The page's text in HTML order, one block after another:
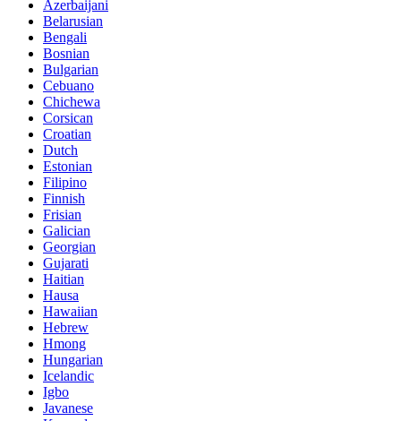
Azerbaijani
Belarusian
Bengali
Bosnian
Bulgarian
Cebuano
Chichewa
Corsican
Croatian
Dutch
Estonian
Filipino
Finnish
Frisian
Galician
Georgian
Gujarati
Haitian
Hausa
Hawaiian
Hebrew
Hmong
Hungarian
Icelandic
Igbo
Javanese